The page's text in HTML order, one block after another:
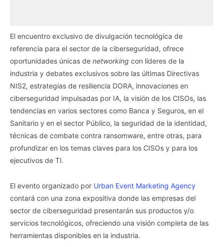
El encuentro exclusivo de divulgación tecnológica de
referencia para el sector de la ciberseguridad, ofrece
oportunidades únicas de networking con líderes de la
industria y debates exclusivos sobre las últimas Directivas
NIS2, estrategias de resiliencia DORA, innovaciones en
ciberseguridad impulsadas por IA, la visión de los CISOs, las
tendencias en varios sectores como Banca y Seguros, en el
Sanitario y en el sector Público, la seguridad de la identidad,
técnicas de combate contra ransomware, entre otras, para
profundizar en los temas claves para los CISOs y para los
ejecutivos de TI.
El evento organizado por Urban Event Marketing Agency
contará con una zona expositiva donde las empresas del
sector de ciberseguridad presentarán sus productos y/o
servicios tecnológicos, ofreciendo una visión completa de las
herramientas disponibles en la industria.